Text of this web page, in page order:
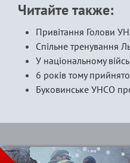
Читайте также:
Привітання Голови
Спільне тренування
У національному
6 років тому
Буковинське УНСО